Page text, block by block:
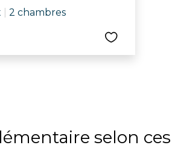
2 chambres
selon